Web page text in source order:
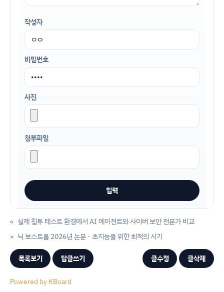
작성자
비밀번호
사진
첨부파일
« 실제 침투 테스트 환경에서 AI 에이전트와 사이버 보안 전문가 비교
닉 보스트롬 2026년 논문 - 초지능을 위한 최적의 시기
»
목록보기 답글쓰기 글수정 글삭제
Powered by KBoard